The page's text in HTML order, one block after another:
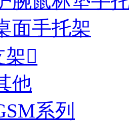
面手托架
架
他
系列